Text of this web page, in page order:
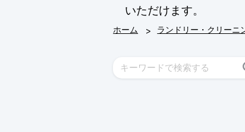
いただけます。
ホーム > ランドリー・クリーニ